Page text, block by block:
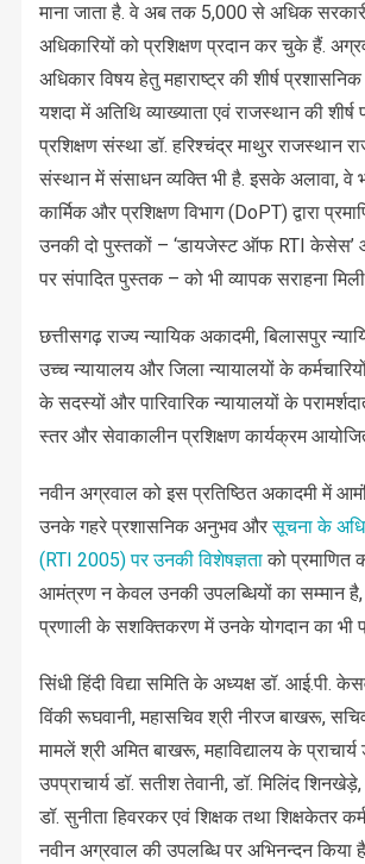
माना जाता है. वे अब तक 5,000 से अधिक
अधिकारियों को प्रशिक्षण प्रदान कर चुके हैं.
अधिकार विषय हेतु महाराष्ट्र की शीर्ष
यशदा में अतिथि व्याख्याता एवं राजस्थान की
प्रशिक्षण संस्था डॉ. हरिश्चंद्र माथुर राजस्थान
संस्थान में संसाधन व्यक्ति भी है. इसके अलावा, वे
कार्मिक और प्रशिक्षण विभाग (DoPT) द्वारा
उनकी दो पुस्तकों – ‘डायजेस्ट ऑफ RTI केसेस’
पर संपादित पुस्तक – को भी व्यापक सराहना
छत्तीसगढ़ राज्य न्यायिक अकादमी, बिलासपुर
उच्च न्यायालय और जिला न्यायालयों के
के सदस्यों और पारिवारिक न्यायालयों के
स्तर और सेवाकालीन प्रशिक्षण कार्यक्रम
नवीन अग्रवाल को इस प्रतिष्ठित अकादमी में
उनके गहरे प्रशासनिक अनुभव औरसूचना के
(RTI 2005) पर उनकी विशेषज्ञताको प्रमाणित
आमंत्रण न केवल उनकी उपलब्धियों का सम्मान है,
प्रणाली के सशक्तिकरण में उनके योगदान का भी
सिंधी हिंदी विद्या समिति के अध्यक्ष डॉ. आई.पी.
विंकी रूघवानी, महासचिव श्री नीरज बाखरू, सचिव
मामलें श्री अमित बाखरू, महाविद्यालय के प्राचार्य
उपप्राचार्य डॉ. सतीश तेवानी, डॉ. मिलिंद
डॉ. सुनीता हिवरकर एवं शिक्षक तथा शिक्षकेतर
नवीन अग्रवाल की उपलब्धि पर अभिनन्दन किया